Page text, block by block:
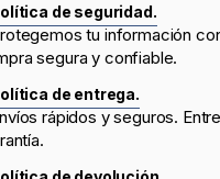
de seguridad.
tu información
segura y confiable.
de entrega.
rápidos y seguros.